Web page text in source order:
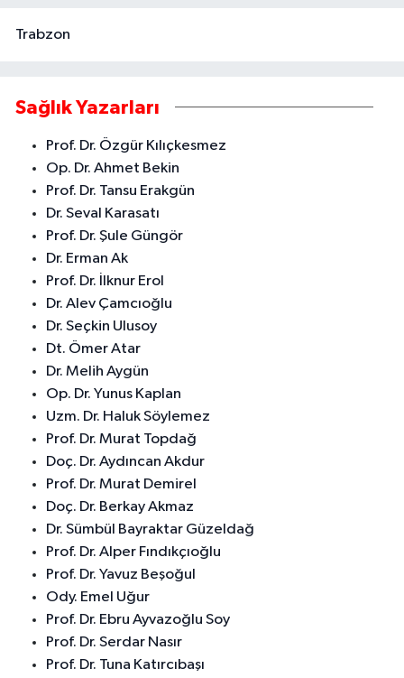
Trabzon
Sağlık Yazarları
Prof. Dr. Özgür Kılıçkesmez
Op. Dr. Ahmet Bekin
Prof. Dr. Tansu Erakgün
Dr. Seval Karasatı
Prof. Dr. Şule Güngör
Dr. Erman Ak
Prof. Dr. İlknur Erol
Dr. Alev Çamcıoğlu
Dr. Seçkin Ulusoy
Dt. Ömer Atar
Dr. Melih Aygün
Op. Dr. Yunus Kaplan
Uzm. Dr. Haluk Söylemez
Prof. Dr. Murat Topdağ
Doç. Dr. Aydıncan Akdur
Prof. Dr. Murat Demirel
Doç. Dr. Berkay Akmaz
Dr. Sümbül Bayraktar Güzeldağ
Prof. Dr. Alper Fındıkçıoğlu
Prof. Dr. Yavuz Beşoğul
Ody. Emel Uğur
Prof. Dr. Ebru Ayvazoğlu Soy
Prof. Dr. Serdar Nasır
Prof. Dr. Tuna Katırcıbaşı